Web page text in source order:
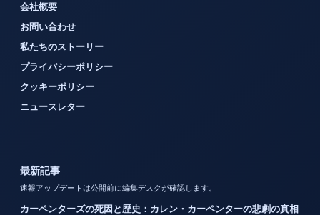
会社概要
お問い合わせ
私たちのストーリー
プライバシーポリシー
クッキーポリシー
ニュースレター
最新記事
速報アップデートは公開前に編集デスクが確認します。
カーペンターズの死因と歴史：カレン・カーペンターの悲劇の真相